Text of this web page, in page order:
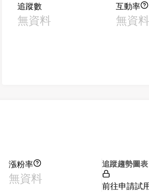
追蹤數
無資料
互動率
無資料
漲粉率
無資料
追蹤趨勢圖表
前往申請試